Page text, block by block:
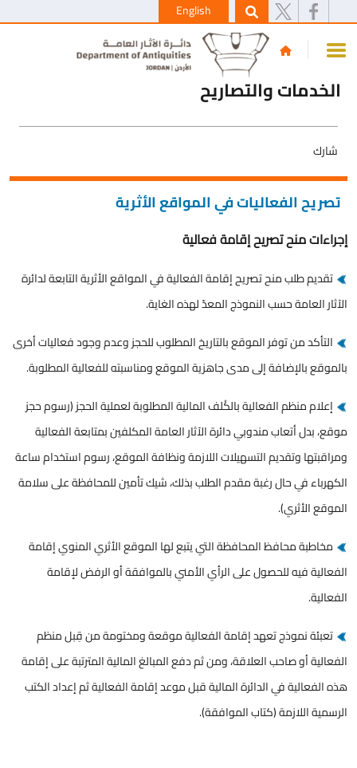
English
الخدمات والتصاريح
شارك
تصريح الفعاليات في المواقع الأثرية
إجراءات منح تصريح إقامة فعالية
تقديم طلب منح تصريح إقامة الفعالية في المواقع الأثرية التابعة لدائرة
الآثار العامة حسب النموذج المعدّ لهذه الغاية.
التأكد من توفر الموقع بالتاريخ المطلوب للحجز وعدم وجود فعاليات أخرى
بالموقع بالإضافة إلى مدى جاهزية الموقع ومناسبته للفعالية المطلوبة.
إعلام منظم الفعالية بالكُلف المالية المطلوبة لعملية الحجز (رسوم حجز
موقع، بدل أتعاب مندوبي دائرة الآثار العامة المكلفين بمتابعة الفعالية
ومراقبتها وتقديم التسهيلات اللازمة ونظافة الموقع، رسوم استخدام ساعة
الكهرباء في حال رغبة مقدم الطلب بذلك، شيك تأمين للمحافظة على سلامة
الموقع الأثري).
مخاطبة محافظ المحافظة التي يتبع لها الموقع الأثري المنوي إقامة
الفعالية فيه للحصول على الرأي الأمني بالموافقة أو الرفض لإقامة
الفعالية.
تعبئة نموذج تعهد إقامة الفعالية موقعة ومختومة من قِبل منظم
الفعالية أو صاحب العلاقة، ومن ثم دفع المبالغ المالية المترتبة على إقامة
هذه الفعالية في الدائرة المالية قبل موعد إقامة الفعالية ثم إعداد الكتب
الرسمية اللازمة (كتاب الموافقة).